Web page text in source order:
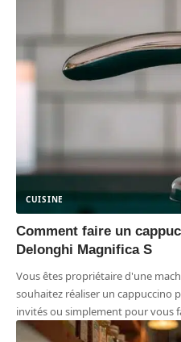
CUISINE
Comment faire un
Delonghi Magnifica S
Vous êtes propriétaire d'une
souhaitez réaliser un cappuccino
invités ou simplement pour vous